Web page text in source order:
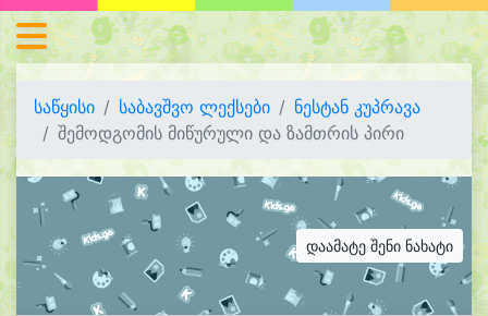
საწყისი საბავშვო ლექსები
ნესტან კუპრავა
შემოდგომის მიწურული და ზამთრის პირი
დაამატე შენი ნახატი